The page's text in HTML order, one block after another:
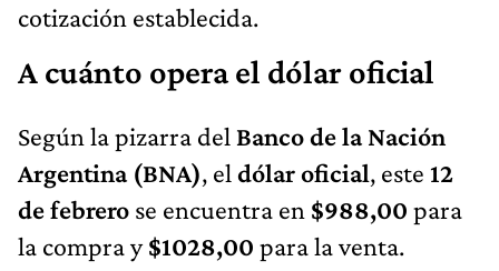
cotización establecida.
A cuánto opera el dólar oficial
Según la pizarra del Banco de la Nación
Argentina (BNA), el dólar oficial, este 12
de febrero se encuentra en $988,00 para
la compra y$1028,00 para la venta.